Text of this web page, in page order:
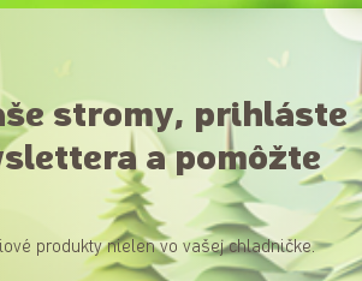
stromy, prihláste
a pomôžte
produkty nielen vo vašej chladničke.